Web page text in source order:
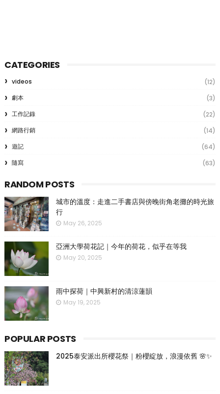
CATEGORIES
videos
(12)
劇本
(3)
工作記錄
(22)
網路行銷
(14)
遊記
(64)
隨寫
(63)
RANDOM POSTS
城市的溫度：走進二手書店與傍晚街角老攤的時光旅
行
May 26, 2025
亞洲大學荷花記｜今年的荷花，似乎在等我
May 20, 2025
雨中探荷｜中興新村的清涼蓮韻
May 19, 2025
POPULAR POSTS
2025泰安派出所櫻花祭｜粉櫻綻放，浪漫依舊 🌸✨